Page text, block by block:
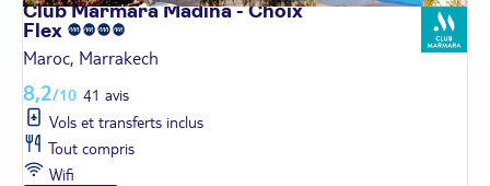
Club Marmara Madina - Choix
Flex
Maroc, Marrakech
8,2/10 41 avis
Vols et transferts inclus
Tout compris
Wifi